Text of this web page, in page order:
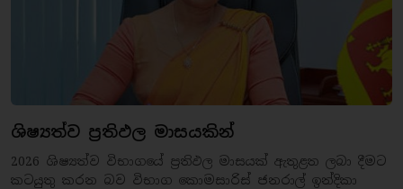
ශිෂ්‍යත්ව ප්‍රතිඵල මාසයකින්
2026 ශිෂ්‍යත්ව විභාගයේ ප්‍රතිඵල මාසයක් ඇතුළත ලබා දීමට
කටයුතු කරන බව විභාග කොමසාරිස් ජනරාල් ඉන්දිකා